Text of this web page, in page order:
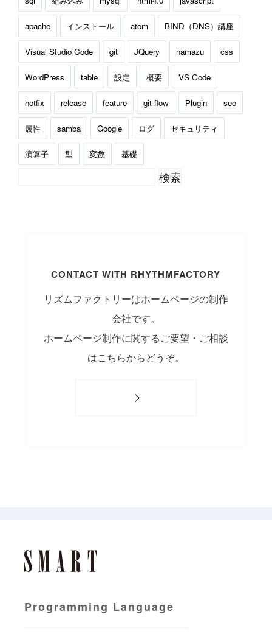
apache インストール atom BIND（DNS）講座
Visual Studio Code git JQuery namazu css
WordPress table 設定 概要 VS Code
hotfix release feature git-flow Plugin seo
属性 samba Google ログ セキュリティ
演算子 型 変数 基礎
CONTACT WITH RHYTHMFACTORY
リズムファクトリーはホームページの制作
会社です。
ホームページ制作に関するご要望・ご相談
はこちらからどうぞ。
Programming Language